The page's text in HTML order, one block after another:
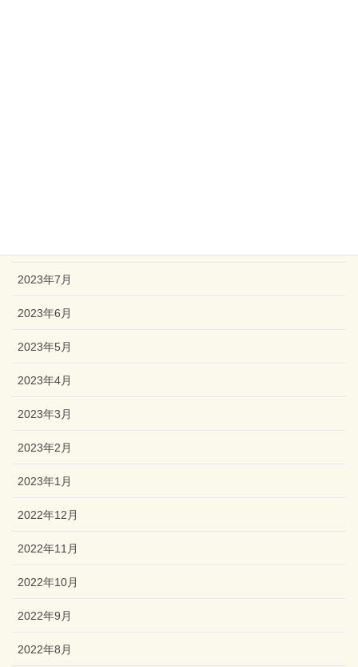
2023年7月
2023年6月
2023年5月
2023年4月
2023年3月
2023年2月
2023年1月
2022年12月
2022年11月
2022年10月
2022年9月
2022年8月